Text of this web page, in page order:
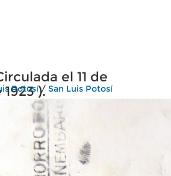
el 11 de
).
Potosí/ San Luis Potosí